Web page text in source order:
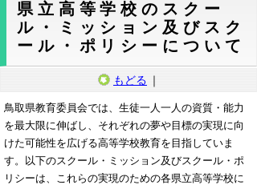
県立高等学校のスクー
ル・ミッション及びスク
ール・ポリシーについて
もどる ｜
鳥取県教育委員会では、生徒一人一人の資質・能力
を最大限に伸ばし、それぞれの夢や目標の実現に向
けた可能性を広げる高等学校教育を目指していま
す。以下のスクール・ミッション及びスクール・ポ
リシーは、これらの実現のための各県立高等学校に